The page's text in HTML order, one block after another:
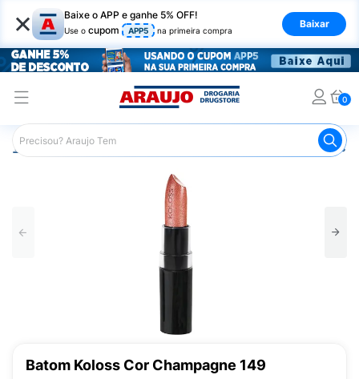
× Baixe o APP e ganhe 5% OFF!
Use o cupom APP5 na primeira compra
Baixar
0
Araujo Maquiagem Batom Koloss
Batom Koloss Cor Champagne 149